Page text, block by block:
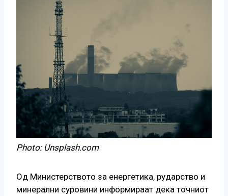
Photo: Unsplash.com
Од Министерството за енергетика, рударство и
минерални суровини информираат дека точниот